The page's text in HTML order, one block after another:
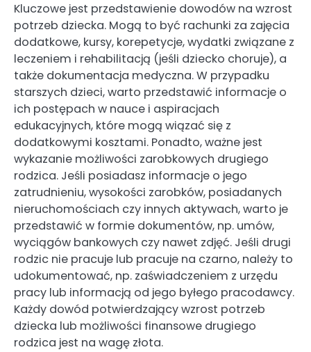
Kluczowe jest przedstawienie dowodów na wzrost
potrzeb dziecka. Mogą to być rachunki za zajęcia
dodatkowe, kursy, korepetycje, wydatki związane z
leczeniem i rehabilitacją (jeśli dziecko choruje), a
także dokumentacja medyczna. W przypadku
starszych dzieci, warto przedstawić informacje o
ich postępach w nauce i aspiracjach
edukacyjnych, które mogą wiązać się z
dodatkowymi kosztami. Ponadto, ważne jest
wykazanie możliwości zarobkowych drugiego
rodzica. Jeśli posiadasz informacje o jego
zatrudnieniu, wysokości zarobków, posiadanych
nieruchomościach czy innych aktywach, warto je
przedstawić w formie dokumentów, np. umów,
wyciągów bankowych czy nawet zdjęć. Jeśli drugi
rodzic nie pracuje lub pracuje na czarno, należy to
udokumentować, np. zaświadczeniem z urzędu
pracy lub informacją od jego byłego pracodawcy.
Każdy dowód potwierdzający wzrost potrzeb
dziecka lub możliwości finansowe drugiego
rodzica jest na wagę złota.